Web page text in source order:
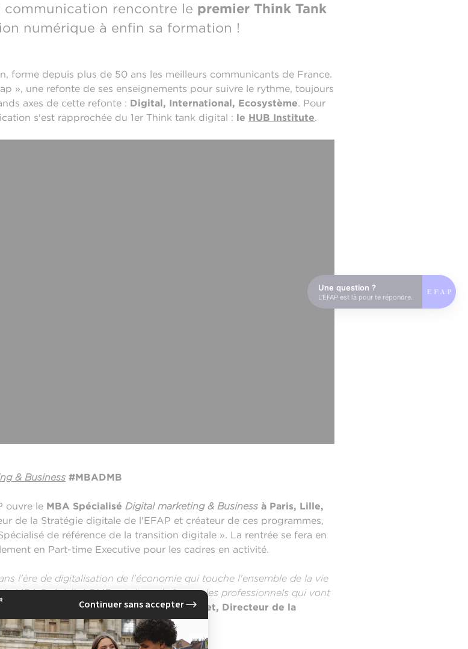
communication rencontre le premier Think Tank
numérique à enfin sa formation !
forme depuis plus de 50 ans les meilleurs communicants de France.
», une refonte de ses enseignements pour suivre le rythme, toujours
axes de cette refonte : Digital, International, Ecosystème. Pour
s'est rapprochée du 1er Think tank digital : le HUB Institute.
& Business #MBADMB
ouvre le MBA Spécialisé Digital marketing & Business à Paris, Lille,
de la Stratégie digitale de l'EFAP et créateur de ces programmes,
de référence de la transition digitale ». La rentrée se fera en
en Part-time Executive pour les cadres en activité.
l'ère de digitalisation de l'économie qui touche l'ensemble de la vie
MBA Spécialisé DMB est donc de former les professionnels qui vont
de la société en général.»Vincent Montet, Directeur de la
Une question ?
L'EFAP est là pour te répondre.